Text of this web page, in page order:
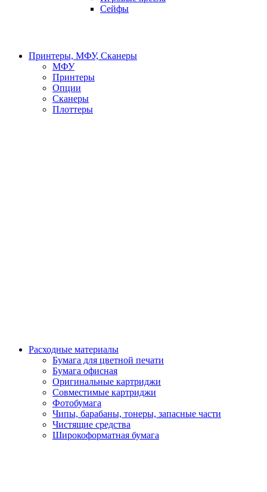
Сейфы
Принтеры, МФУ, Сканеры
МФУ
Принтеры
Опции
Сканеры
Плоттеры
Расходные материалы
Бумага для цветной печати
Бумага офисная
Оригинальные картриджи
Совместимые картриджи
Фотобумага
Чипы, барабаны, тонеры, запасные части
Чистящие средства
Широкоформатная бумага